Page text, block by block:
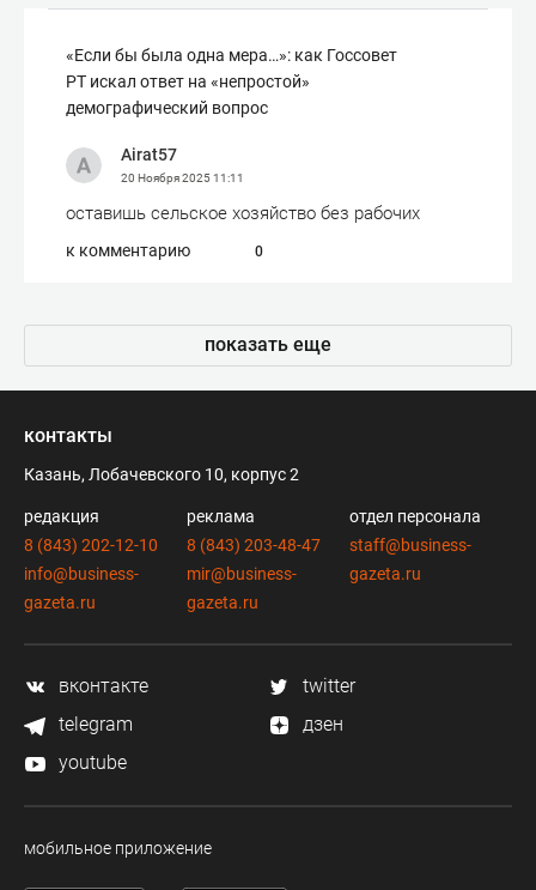
«Если бы была одна мера…»: как Госсовет
РТ искал ответ на «непростой»
демографический вопрос
Airat57
20 Ноября 202511:11
оставишь сельское хозяйство без рабочих
к комментарию 0
показать еще
контакты
Казань, Лобачевского 10, корпус 2
редакция
8 (843) 202-12-10
info@business-
gazeta.ru
реклама
8 (843) 203-48-47
mir@business-
gazeta.ru
отдел персонала
staff@business-
gazeta.ru
вконтакте
twitter
telegram
дзен
youtube
мобильное приложение